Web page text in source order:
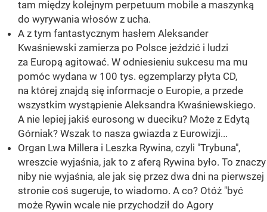
tam między kolejnym perpetuum mobile a maszynką
do wyrywania włosów z ucha.
A z tym fantastycznym hasłem Aleksander
Kwaśniewski zamierza po Polsce jeździć i ludzi
za Europą agitować. W odniesieniu sukcesu ma mu
pomóc wydana w 100 tys. egzemplarzy płyta CD,
na której znajdą się informacje o Europie, a przede
wszystkim wystąpienie Aleksandra Kwaśniewskiego.
A nie lepiej jakiś eurosong w dueciku? Może z Edytą
Górniak? Wszak to nasza gwiazda z Eurowizji...
Organ Lwa Millera i Leszka Rywina, czyli "Trybuna",
wreszcie wyjaśnia, jak to z aferą Rywina było. To znaczy
niby nie wyjaśnia, ale jak się przez dwa dni na pierwszej
stronie coś sugeruje, to wiadomo. A co? Otóż "być
może Rywin wcale nie przychodził do Agory